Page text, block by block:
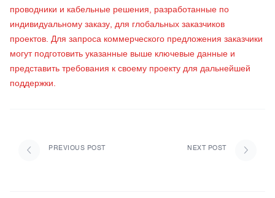
проводники и кабельные решения, разработанные по
индивидуальному заказу, для глобальных заказчиков
проектов. Для запроса коммерческого предложения заказчики
могут подготовить указанные выше ключевые данные и
представить требования к своему проекту для дальнейшей
поддержки.
PREVIOUS POST NEXT POST